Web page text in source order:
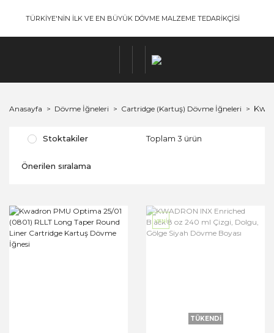
TÜRKİYE'NİN İLK VE EN BÜYÜK DÖVME MALZEME TEDARİKÇİSİ
Anasayfa Dövme İğneleri Cartridge (Kartuş) Dövme İğneleri
Stoktakiler Toplam 3 ürün
YENİ
TÜKENDİ